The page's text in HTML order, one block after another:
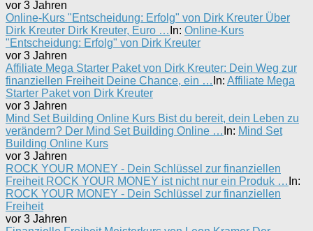
vor 3 Jahren
Online-Kurs "Entscheidung: Erfolg" von Dirk Kreuter Über
Dirk Kreuter Dirk Kreuter, Euro … In: Online-Kurs
"Entscheidung: Erfolg" von Dirk Kreuter
vor 3 Jahren
Affiliate Mega Starter Paket von Dirk Kreuter: Dein Weg zur
finanziellen Freiheit Deine Chance, ein … In: Affiliate Mega
Starter Paket von Dirk Kreuter
vor 3 Jahren
Mind Set Building Online Kurs Bist du bereit, dein Leben zu
verändern? Der Mind Set Building Online … In: Mind Set
Building Online Kurs
vor 3 Jahren
ROCK YOUR MONEY - Dein Schlüssel zur finanziellen
Freiheit ROCK YOUR MONEY ist nicht nur ein Produk … In:
ROCK YOUR MONEY - Dein Schlüssel zur finanziellen
Freiheit
vor 3 Jahren